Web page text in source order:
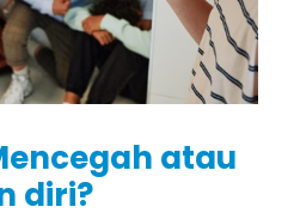
atau
diri?